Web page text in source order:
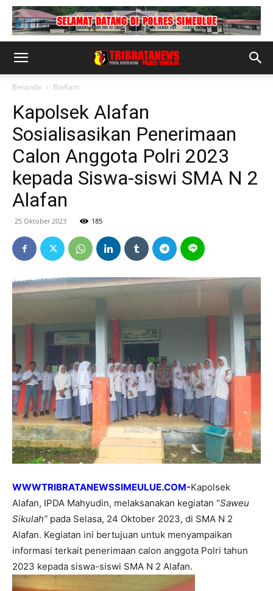
Beranda BinKam
Kapolsek Alafan
Sosialisasikan Penerimaan
Calon Anggota Polri 2023
kepada Siswa-siswi SMA N 2
Alafan
25 Oktober 2023 185
WWWTRIBRATANEWSSIMEULUE.COM-Kapolsek
Alafan, IPDA Mahyudin, melaksanakan kegiatan “Saweu
Sikulah” pada Selasa, 24 Oktober 2023, di SMA N 2
Alafan. Kegiatan ini bertujuan untuk menyampaikan
informasi terkait penerimaan calon anggota Polri tahun
2023 kepada siswa-siswi SMA N 2 Alafan.